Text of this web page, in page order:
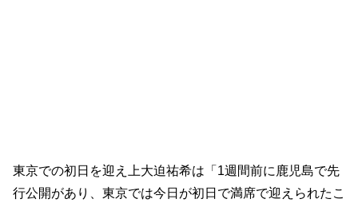
東京での初日を迎え上大迫祐希は「1週間前に鹿児島で先
行公開があり、東京では今日が初日で満席で迎えられたこ